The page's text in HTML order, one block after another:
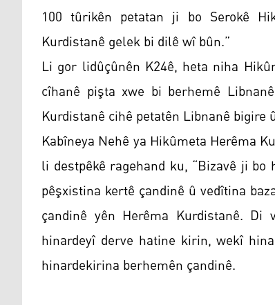
100 tûrikên petatan ji bo Serokê
Kurdistanê gelek bi dilê wî bûn.”
Li gor lidûçûnên K24ê, heta niha
cîhanê pişta xwe bi berhemê
Kurdistanê cihê petatên Libnanê
Kabîneya Nehê ya Hikûmeta Herêma
li destpêkê ragehand ku, “Bizavê ji
pêşxistina kertê çandinê û vedîtina
çandinê yên Herêma Kurdistanê.
hinardeyî derve hatine kirin, wekî
hinardekirina berhemên çandinê.